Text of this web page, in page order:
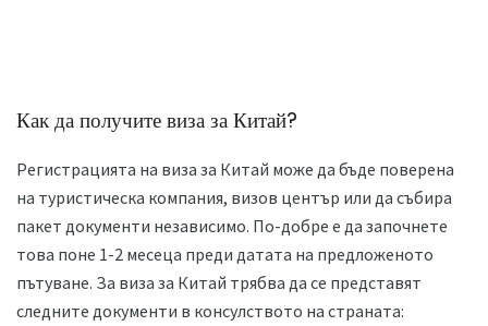
Как да получите виза за Китай?
Регистрацията на виза за Китай може да бъде поверена
на туристическа компания, визов център или да събира
пакет документи независимо. По-добре е да започнете
това поне 1-2 месеца преди датата на предложеното
пътуване. За виза за Китай трябва да се представят
следните документи в консулството на страната: